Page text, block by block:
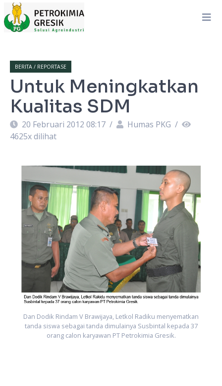
BERITA / REPORTASE
Untuk Meningkatkan
Kualitas SDM
20 Februari 2012 08:17 / Humas PKG /
4625x dilihat
Dan Dodik Rindam V Brawijaya, Letkol Radiku menyematkan
tanda siswa sebagai tanda dimulainya Susbintal kepada 37
orang calon karyawan PT Petrokimia Gresik.